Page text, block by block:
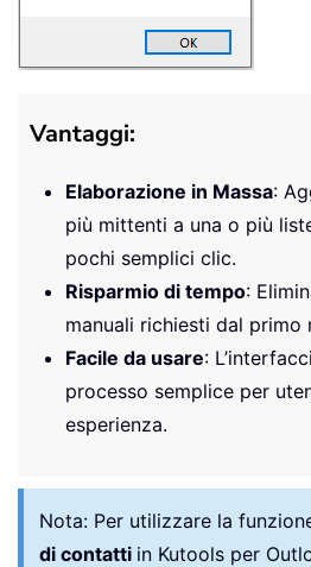
Vantaggi:
Elaborazione in Massa:
più mittenti a una o più
pochi semplici clic.
Risparmio di tempo:
manuali richiesti dal primo
Facile da usare:
processo semplice per
esperienza.
Nota: Per utilizzare la
di contatti in Kutools per